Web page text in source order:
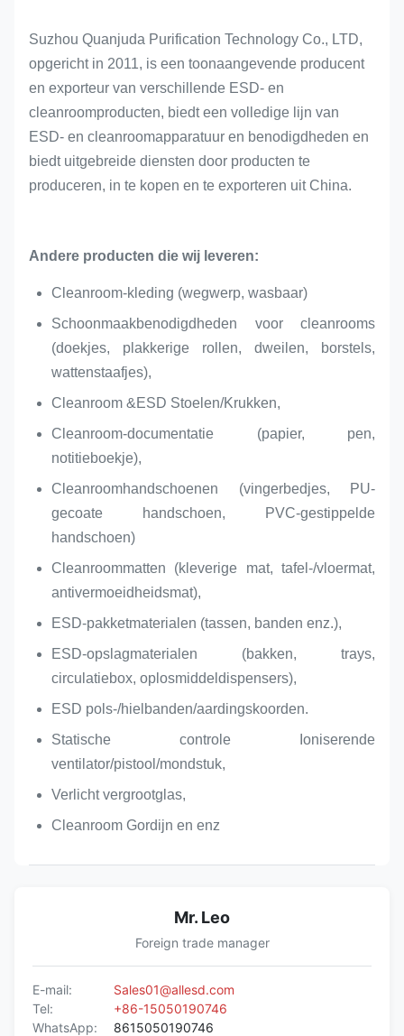
Suzhou Quanjuda Purification Technology Co., LTD,
opgericht in 2011, is een toonaangevende producent
en exporteur van verschillende ESD- en
cleanroomproducten, biedt een volledige lijn van
ESD- en cleanroomapparatuur en benodigdheden en
biedt uitgebreide diensten door producten te
produceren, in te kopen en te exporteren uit China.
Andere producten die wij leveren:
Cleanroom-kleding (wegwerp, wasbaar)
Schoonmaakbenodigdheden voor cleanrooms
(doekjes, plakkerige rollen, dweilen, borstels,
wattenstaafjes),
Cleanroom &ESD Stoelen/Krukken,
Cleanroom-documentatie (papier, pen,
notitieboekje),
Cleanroomhandschoenen (vingerbedjes, PU-
gecoate handschoen, PVC-gestippelde
handschoen)
Cleanroommatten (kleverige mat, tafel-/vloermat,
antivermoeidheidsmat),
ESD-pakketmaterialen (tassen, banden enz.),
ESD-opslagmaterialen (bakken, trays,
circulatiebox, oplosmiddeldispensers),
ESD pols-/hielbanden/aardingskoorden.
Statische controle Ioniserende
ventilator/pistool/mondstuk,
Verlicht vergrootglas,
Cleanroom Gordijn en enz
Mr. Leo
Foreign trade manager
E-mail:
Sales01@allesd.com
Tel:
+86-15050190746
WhatsApp:
8615050190746